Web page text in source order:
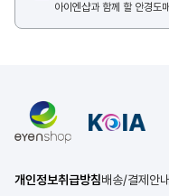
아이엔샵과 함께 할 안경도
개인정보취급방침배송/결제안내